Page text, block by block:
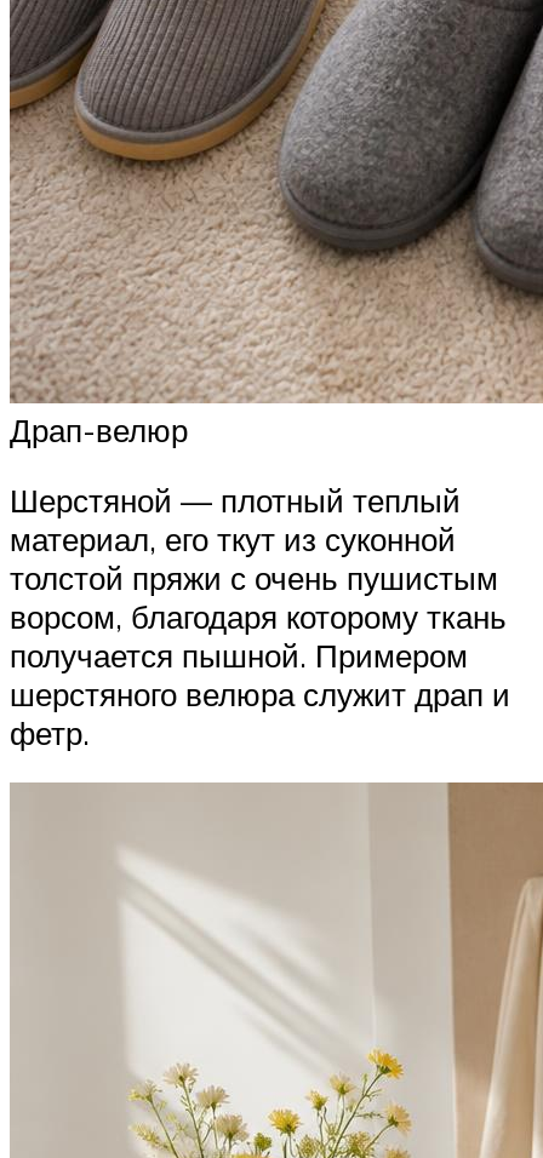
Драп-велюр
Шерстяной — плотный теплый
материал, его ткут из суконной
толстой пряжи с очень пушистым
ворсом, благодаря которому ткань
получается пышной. Примером
шерстяного велюра служит драп и
фетр.